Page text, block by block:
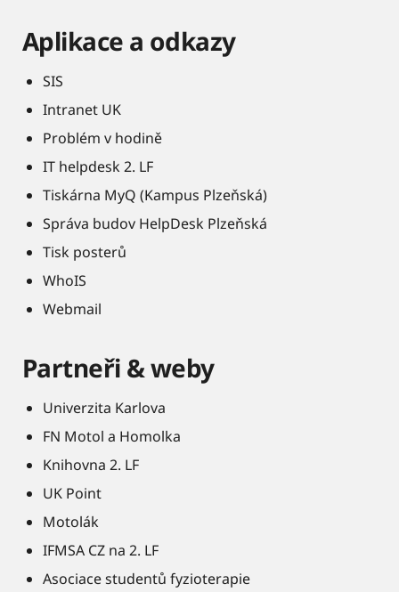
Aplikace a odkazy
SIS
Intranet UK
Problém v hodině
IT helpdesk 2. LF
Tiskárna MyQ (Kampus Plzeňská)
Správa budov HelpDesk Plzeňská
Tisk posterů
WhoIS
Webmail
Partneři & weby
Univerzita Karlova
FN Motol a Homolka
Knihovna 2. LF
UK Point
Motolák
IFMSA CZ na 2. LF
Asociace studentů fyzioterapie